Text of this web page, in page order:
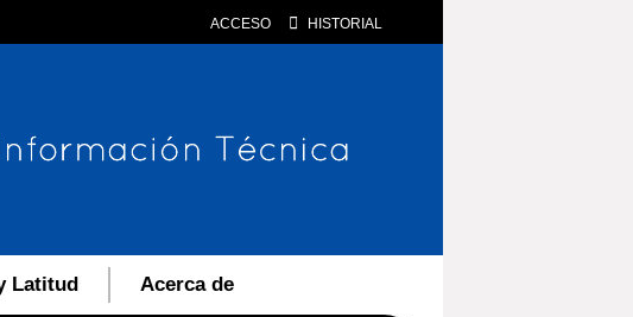
ACCESO HISTORIAL
Latitud Acerca de